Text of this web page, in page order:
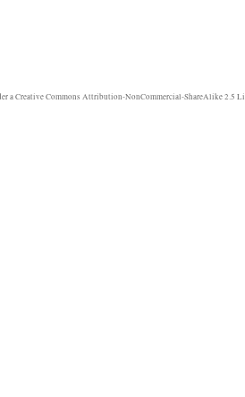
aCreative Commons Attribution-NonCommercial-ShareAlike 2.5